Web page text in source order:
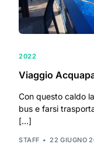
2022
Viaggio
Con questo caldo
bus e farsi
[…]
STAFF 22 GIUGNO